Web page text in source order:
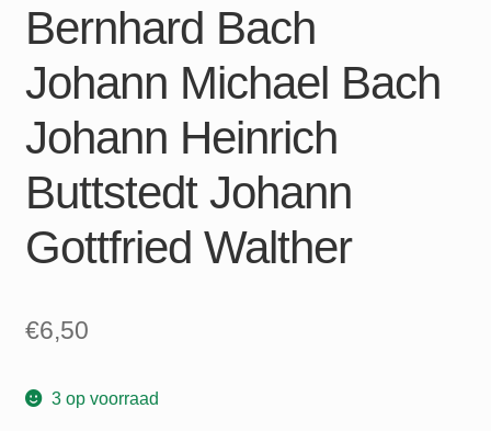
Bernhard Bach
Johann Michael Bach
Johann Heinrich
Buttstedt Johann
Gottfried Walther
€6,50
3 op voorraad